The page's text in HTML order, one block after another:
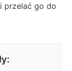
przelać go do